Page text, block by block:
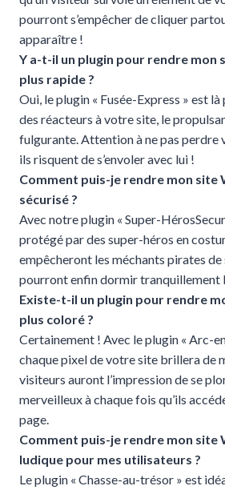
pourront s’empêcher de cliquer
apparaître !
Y a-t-il un plugin pour rendre mon
plus rapide ?
Oui, le plugin « Fusée-Express » est
des réacteurs à votre site, le
fulgurante. Attention à ne pas perdre
ils risquent de s’envoler avec lui !
Comment puis-je rendre mon site
sécurisé ?
Avec notre plugin « Super-
protégé par des super-héros en
empêcheront les méchants pirates de
pourront enfin dormir tranquillement
Existe-t-il un plugin pour rendre
plus coloré ?
Certainement ! Avec le plugin « Arc-
chaque pixel de votre site brillera de
visiteurs auront l’impression de se
merveilleux à chaque fois qu’ils
page.
Comment puis-je rendre mon site
ludique pour mes utilisateurs ?
Le plugin « Chasse-au-trésor » est